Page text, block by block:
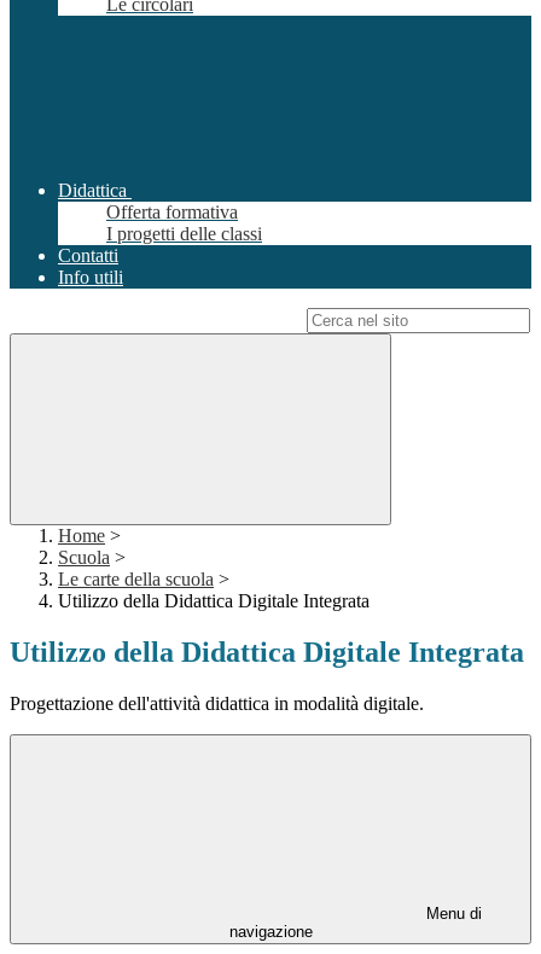
Le circolari
Didattica
Offerta formativa
I progetti delle classi
Contatti
Info utili
Home >
Scuola >
Le carte della scuola >
Utilizzo della Didattica Digitale Integrata
Utilizzo della Didattica Digitale Integrata
Progettazione dell'attività didattica in modalità digitale.
Menu di
navigazione